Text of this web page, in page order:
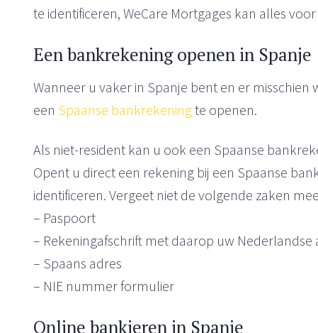
te identificeren, WeCare Mortgages kan alles
Een bankrekening openen in Spanje
Wanneer u vaker in Spanje bent en er
een Spaanse bankrekeningte openen.
Als niet-resident kan u ook een Spaanse
Opent u direct een rekening bij een Spaanse
identificeren. Vergeet niet de volgende zaken
– Paspoort
– Rekeningafschrift met daarop uw Nederlandse
– Spaans adres
– NIE nummer formulier
Online bankieren in Spanje